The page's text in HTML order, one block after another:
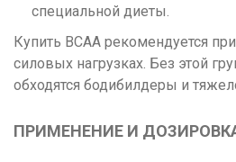
специальной диеты.
Купить BCAA рекомендуется
силовых нагрузках. Без этой
обходятся бодибилдеры и
ПРИМЕНЕНИЕ И